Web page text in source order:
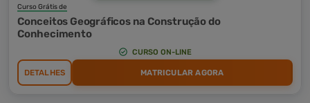
Curso Grátis de
Conceitos Geográficos na Construção do
Conhecimento
CURSO ON-LINE
DETALHES MATRICULAR AGORA